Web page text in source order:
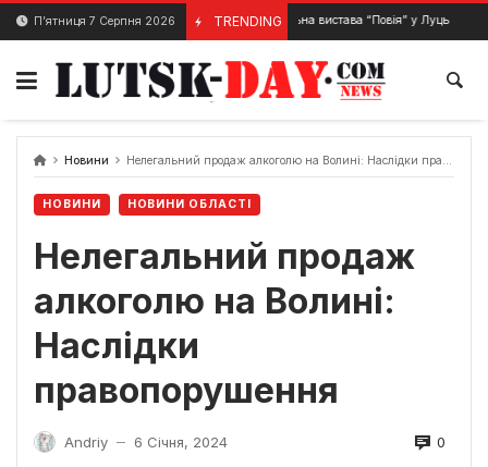
Skip
content
П’ятниця 7 Серпня 2026 TRENDING
26 Травня, 2024 Театральна вистава “Повія” у Луцьку 26
Новини Нелегальний продаж алкоголю на Волині: Наслідки правопорушення
НОВИНИ НОВИНИ ОБЛАСТІ
Нелегальний продаж
алкоголю на Волині:
Наслідки
правопорушення
Andriy — 6 Січня, 2024 0